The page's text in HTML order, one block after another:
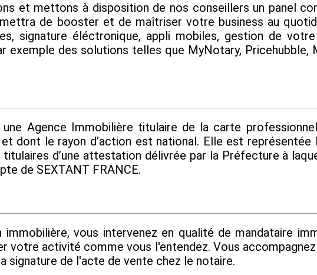
et mettons à disposition de nos conseillers un panel
de booster et de maîtriser votre business au
signature éléctronique, appli mobiles, gestion de
exemple des solutions telles que MyNotary,
une Agence Immobilière titulaire de la carte
dont le rayon d’action est national. Elle est représentée
titulaires d’une attestation délivrée par la Préfecture à
de SEXTANT FRANCE.
vous intervenez en qualité de mandataire
votre activité comme vous l'entendez. Vous
signature de l'acte de vente chez le notaire.